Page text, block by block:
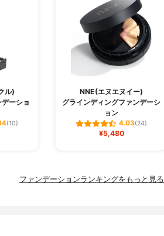
ル)
ーショ
(10)
NNE(エヌエヌイー)
グラインディングファンデーシ
ョン
4.03(24)
¥5,480
ファンデーションランキングをもっと見る